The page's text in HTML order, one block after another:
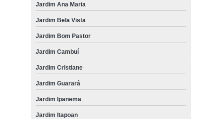
Jardim Ana Maria
Jardim Bela Vista
Jardim Bom Pastor
Jardim Cambuí
Jardim Cristiane
Jardim Guarará
Jardim Ipanema
Jardim Itapoan